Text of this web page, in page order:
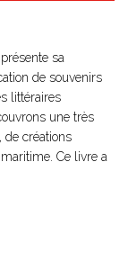
sa
de souvenirs
littéraires
une très
de créations
Ce livre a